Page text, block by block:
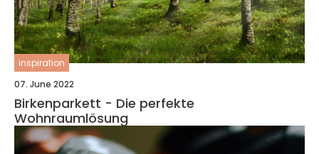
inspiration
07. June 2022
Birkenparkett - Die perfekte
Wohnraumlösung